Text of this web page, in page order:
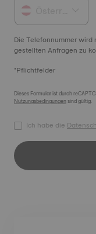
Die Telefonnummer wird
gestellten Anfragen zu
*Pflichtfelder
Dieses Formular ist durch
Nutzungsbedingungensind gültig.
Ich habe die